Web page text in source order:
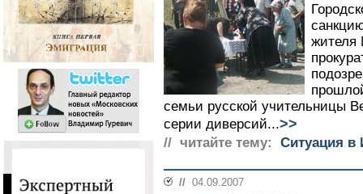
жителя
семьи русской учительницы
серии диверсий...>>
// читайте тему: Ситуация в
// 04.09.2007